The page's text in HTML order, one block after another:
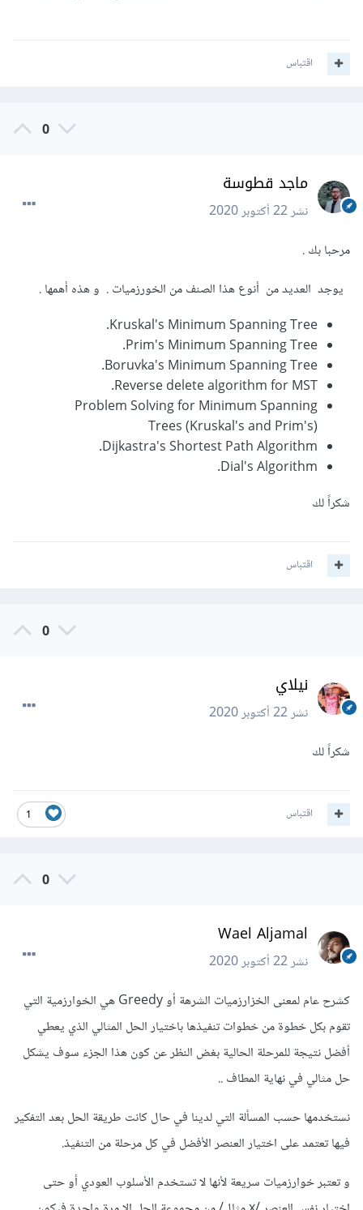
اقتباس
0
ماجد قطوسة
نشر22 أكتوبر 2020
مرحبا بك .
يوجد العديد من أنوع هذا الصنف من الخورزميات . و هذه أهمها .
Kruskal's Minimum Spanning Tree.
Prim's Minimum Spanning Tree.
Boruvka's Minimum Spanning Tree.
Reverse delete algorithm for MST.
Problem Solving for Minimum Spanning
Trees (Kruskal's and Prim's)
Dijkastra's Shortest Path Algorithm.
Dial's Algorithm.
شكراً لك
اقتباس
0
نيلاي
نشر22 أكتوبر 2020
شكراً لك
1 اقتباس
0
Wael Aljamal
نشر22 أكتوبر 2020
كشرح عام لمعنى الخزارزميات الشرهة أو Greedy هي الخوارزمية التي
تقوم بكل خطوة من خطوات تنفيذها باختيار الحل المثالي الذي يعطي
أفضل نتيجة للمرحلة الحالية بغض النظر عن كون هذا الجزء سوف يشكل
حل مثالي في نهاية المطاف ..
نستخدمها حسب المسألة التي لدينا في حال كانت طريقة الحل بعد التفكير
فيها تعتمد على اختيار العنصر الأفضل في كل مرحلة من التنفيذ.
و تعتبر خوارزميات سريعة لأنها لا تستخدم الأسلوب العودي أو حتى